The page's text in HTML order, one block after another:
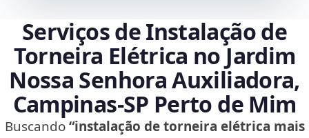
Serviços de Instalação de
Torneira Elétrica no Jardim
Nossa Senhora Auxiliadora,
Campinas‑SP Perto de Mim
Buscando“instalação de torneira elétrica mais